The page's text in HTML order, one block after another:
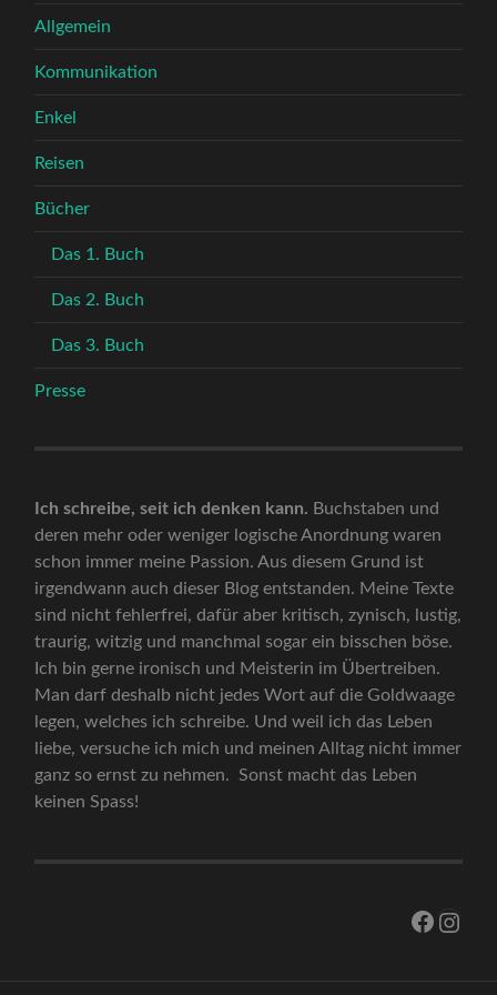
Allgemein
Kommunikation
Enkel
Reisen
Bücher
Das 1. Buch
Das 2. Buch
Das 3. Buch
Presse
Ich schreibe, seit ich denken kann. Buchstaben und
deren mehr oder weniger logische Anordnung waren
schon immer meine Passion. Aus diesem Grund ist
irgendwann auch dieser Blog entstanden. Meine Texte
sind nicht fehlerfrei, dafür aber kritisch, zynisch, lustig,
traurig, witzig und manchmal sogar ein bisschen böse.
Ich bin gerne ironisch und Meisterin im Übertreiben.
Man darf deshalb nicht jedes Wort auf die Goldwaage
legen, welches ich schreibe. Und weil ich das Leben
liebe, versuche ich mich und meinen Alltag nicht immer
ganz so ernst zu nehmen. Sonst macht das Leben
keinen Spass!